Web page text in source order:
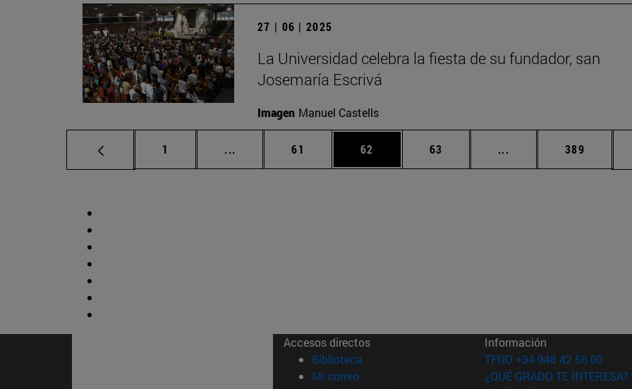
27 | 06 | 2025
La Universidad celebra la fiesta de su fundador, san
Josemaría Escrivá
Imagen Manuel Castells
Página
1 ... Páginas intermedias Use TAB para desplazarse.
Página
61 Página
62 Página
63 ... Páginas intermedias
Página
389
Accesos directos
Biblioteca (abre en nueva ventana)
Mi correo(abre en nueva ventana)
Información
TFNO +34 948 42 56 00
¿QUÉ GRADO TE INTERESA?